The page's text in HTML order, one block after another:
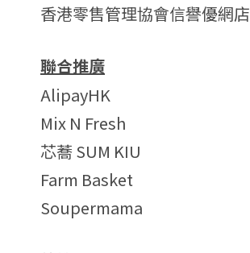
香港零售管理協會信譽優網店
聯合推廣
AlipayHK
Mix N Fresh
芯蕎 SUM KIU
Farm Basket
Soupermama